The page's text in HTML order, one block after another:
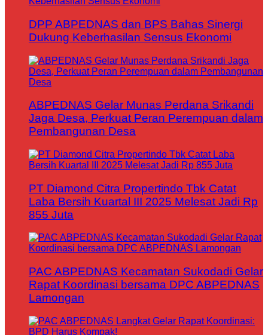
DPP ABPEDNAS dan BPS Bahas Sinergi
Dukung Keberhasilan Sensus Ekonomi
ABPEDNAS Gelar Munas Perdana Srikandi
Jaga Desa, Perkuat Peran Perempuan dalam
Pembangunan Desa
PT Diamond Citra Propertindo Tbk Catat
Laba Bersih Kuartal III 2025 Melesat Jadi Rp
855 Juta
PAC ABPEDNAS Kecamatan Sukodadi Gelar
Rapat Koordinasi bersama DPC ABPEDNAS
Lamongan